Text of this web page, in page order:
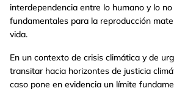
interdependencia entre lo humano y lo
fundamentales para la reproducción
vida.
En un contexto de crisis climática y de
transitar hacia horizontes de justicia
caso pone en evidencia un límite